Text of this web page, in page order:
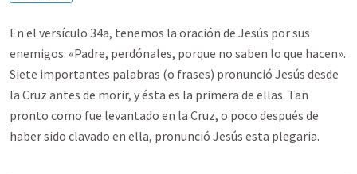
En el versículo 34a, tenemos la oración de Jesús por sus
enemigos: «Padre, perdónales, porque no saben lo que hacen».
Siete importantes palabras (o frases) pronunció Jesús desde
la Cruz antes de morir, y ésta es la primera de ellas. Tan
pronto como fue levantado en la Cruz, o poco después de
haber sido clavado en ella, pronunció Jesús esta plegaria.